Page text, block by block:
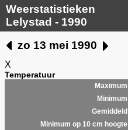
Weerstatistieken
Lelystad - 1990
zo 13 mei 1990
X
Temperatuur
Maximum
Minimum
Gemiddeld
Minimum op 10 cm hoogte